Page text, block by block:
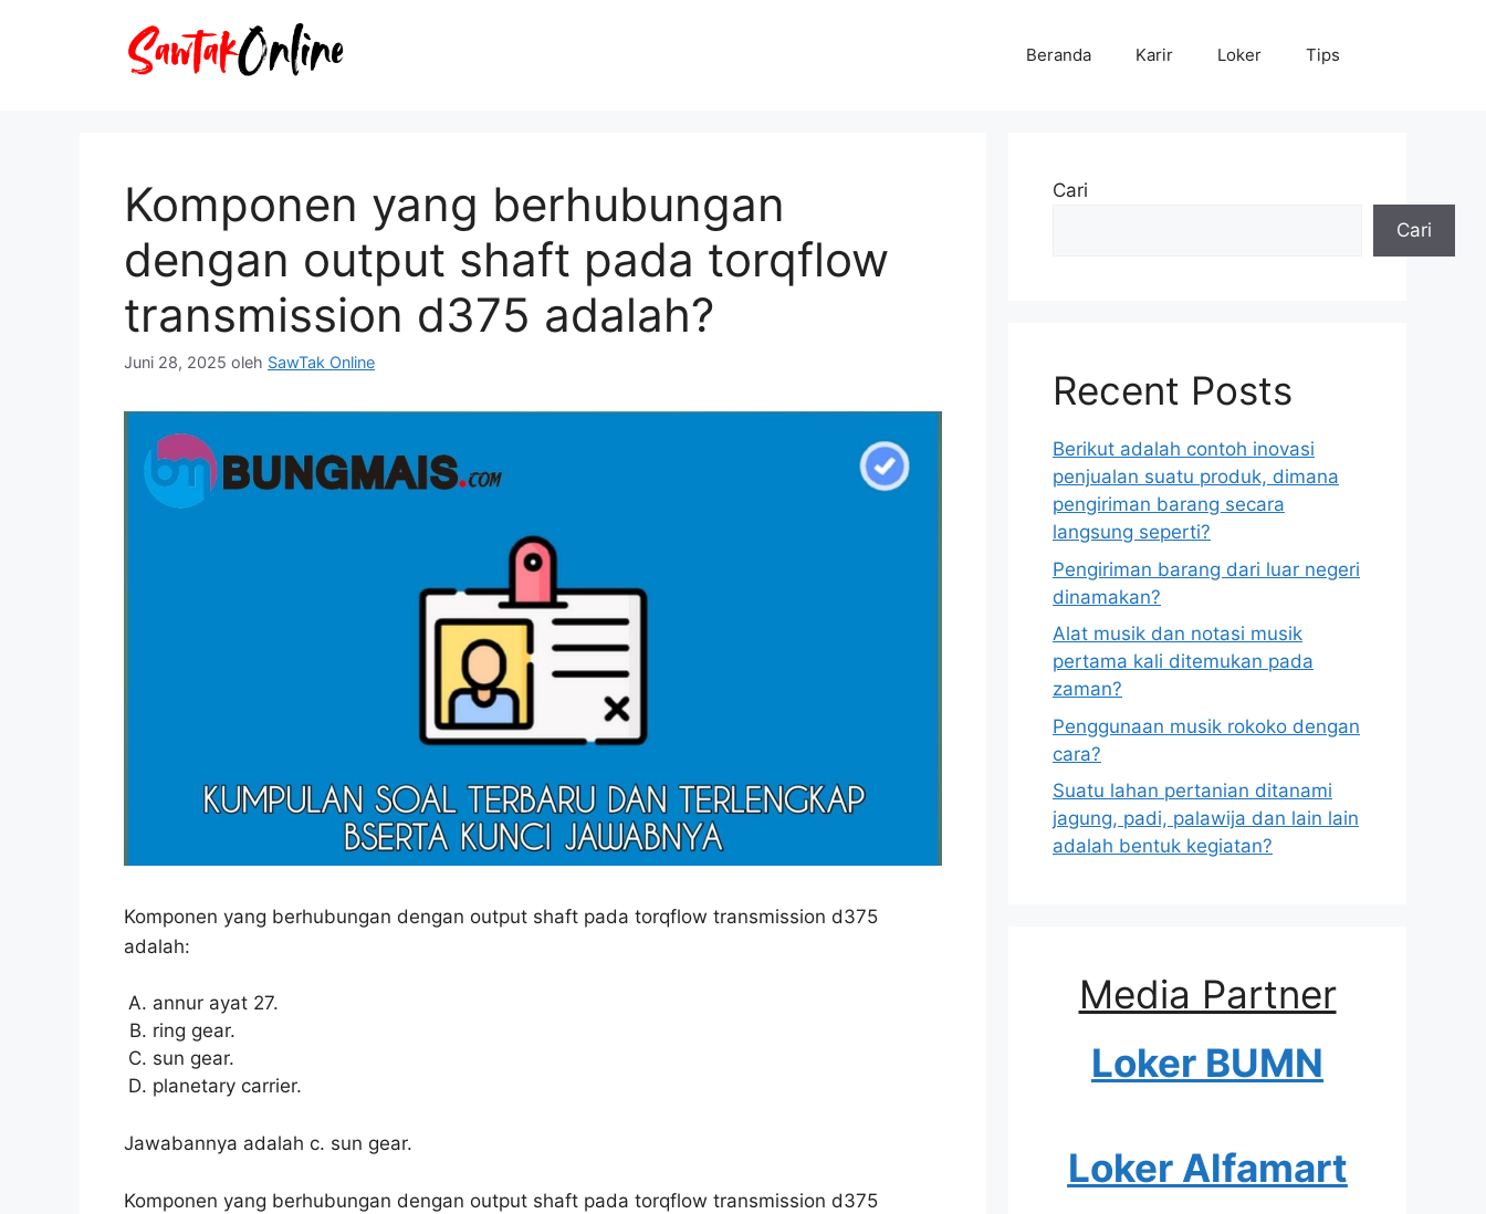
Beranda Karir Loker Tips
Komponen yang berhubungan
dengan output shaft pada torqflow
transmission d375 adalah?
Juni 28, 2025 oleh SawTak Online
Komponen yang berhubungan dengan output shaft pada torqflow transmission d375
adalah:
annur ayat 27.
ring gear.
sun gear.
planetary carrier.
Jawabannya adalah c. sun gear.
Komponen yang berhubungan dengan output shaft pada torqflow transmission d375
Cari
Cari
Recent Posts
Berikut adalah contoh inovasi
penjualan suatu produk, dimana
pengiriman barang secara
langsung seperti?
Pengiriman barang dari luar negeri
dinamakan?
Alat musik dan notasi musik
pertama kali ditemukan pada
zaman?
Penggunaan musik rokoko dengan
cara?
Suatu lahan pertanian ditanami
jagung, padi, palawija dan lain lain
adalah bentuk kegiatan?
Media Partner
Loker BUMN
Loker Alfamart